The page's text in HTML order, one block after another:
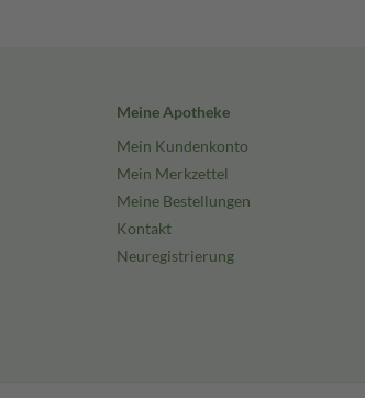
Meine Apotheke
Mein Kundenkonto
Mein Merkzettel
Meine Bestellungen
Kontakt
Neuregistrierung